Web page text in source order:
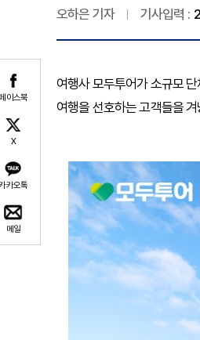
이스북
X
카오톡
메일
오하은 기자 기사입력 :
여행사 모두투어가 소규모
여행을 선호하는 고객들을